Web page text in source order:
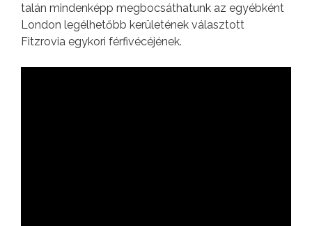
talán mindenképp megbocsáthatunk az egyébként
London legélhetőbb kerületének választott
Fitzrovia egykori férfivécéjének.